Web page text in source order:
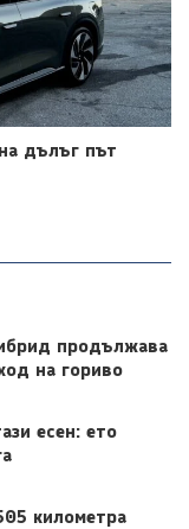
дълъг път
продължава
на гориво
есен: ето
километра